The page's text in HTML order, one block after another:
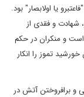
یا اولابصار" بود.
شهادت و فقدی از
و منکران در حکم
تموز را انکار
و برافروختن آتش در